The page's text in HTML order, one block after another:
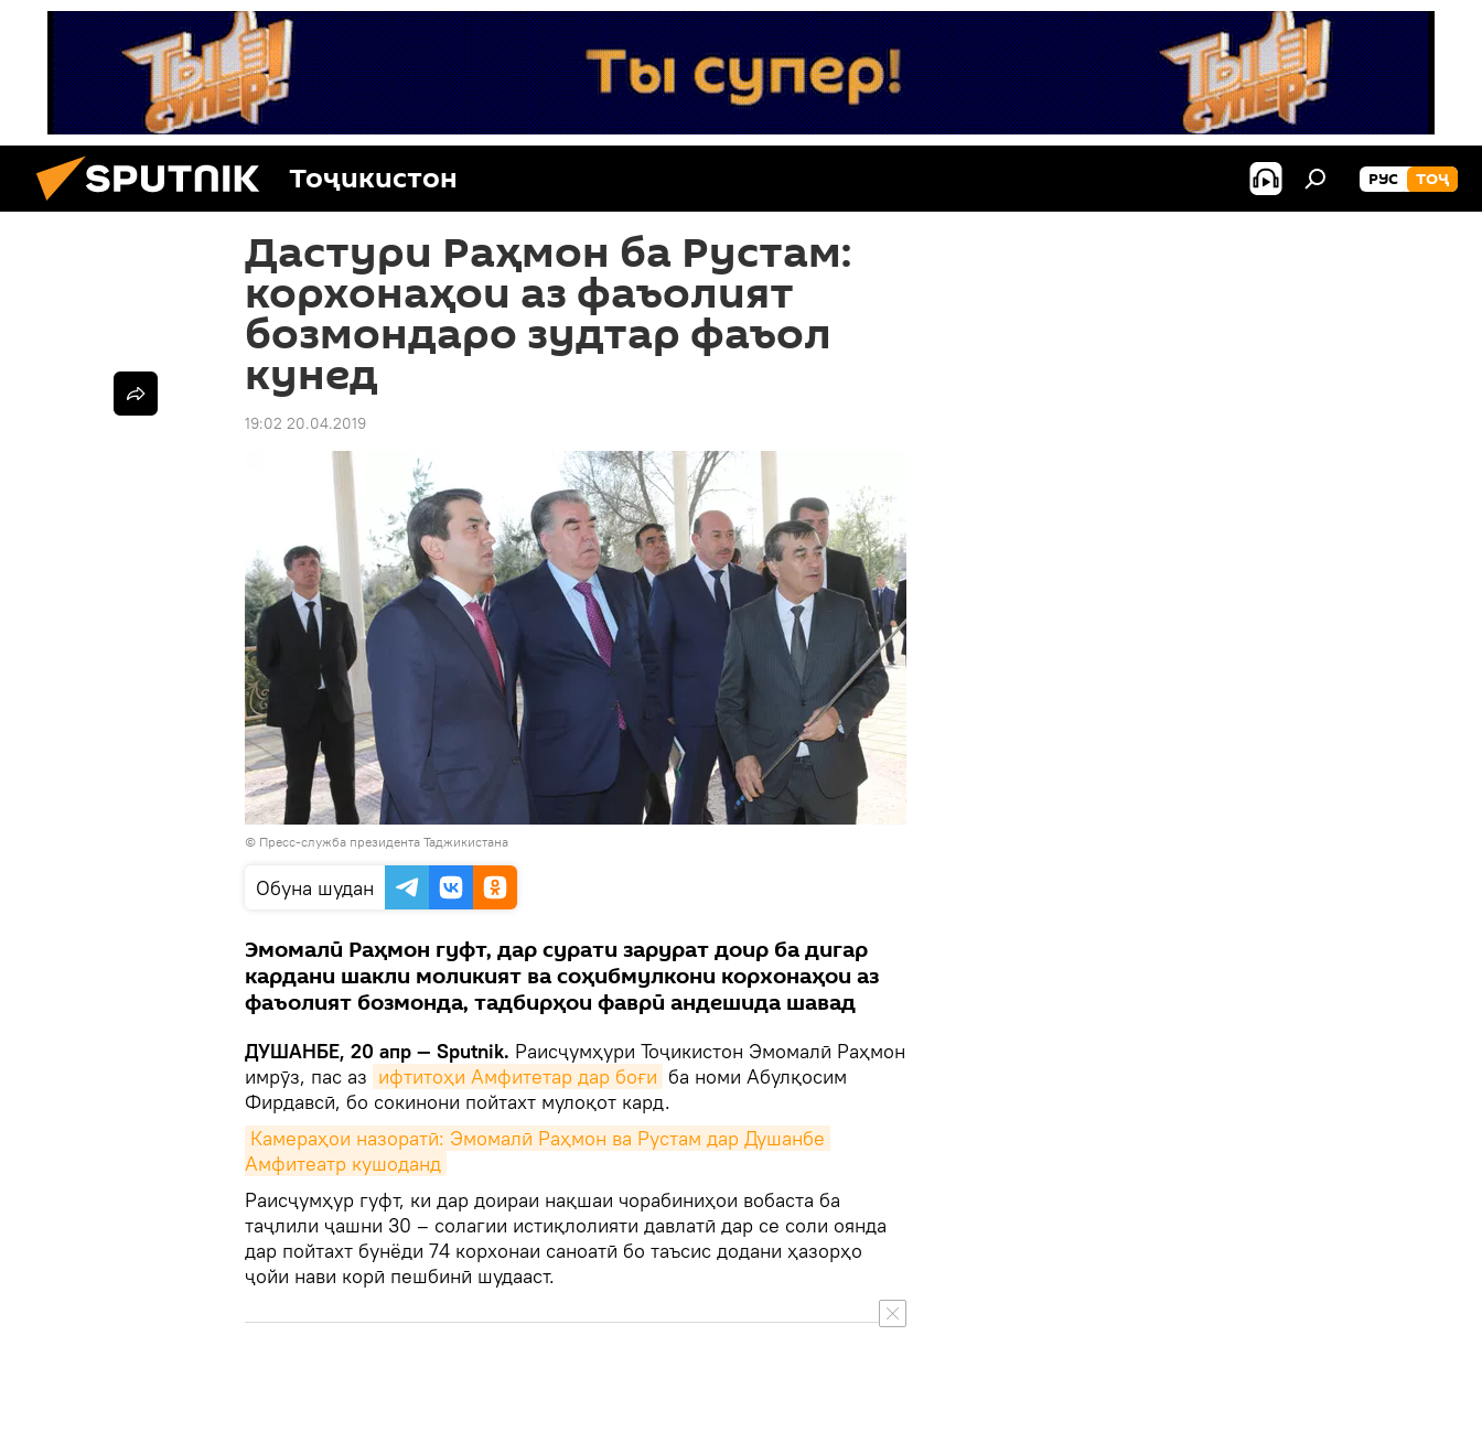
Тоҷикистон РУС ТОҶ
Дастури Раҳмон ба Рустам:
корхонаҳои аз фаъолият
бозмондаро зудтар фаъол
кунед
19:02 20.04.2019
© Пресс-служба президента Таджикистана
Обуна шудан
Эмомалӣ Раҳмон гуфт, дар сурати зарурат доир ба дигар
кардани шакли моликият ва соҳибмулкони корхонаҳои аз
фаъолият бозмонда, тадбирҳои фаврӣ андешида шавад
ДУШАНБЕ, 20 апр — Sputnik. Раисҷумҳури Тоҷикистон Эмомалӣ Раҳмон
имрӯз, пас аз ифтитоҳи Амфитетар дар боғи ба номи Абулқосим
Фирдавсӣ, бо сокинони пойтахт мулоқот кард.
Камераҳои назоратӣ: Эмомалӣ Раҳмон ва Рустам дар Душанбе
Амфитеатр кушоданд
Раисҷумҳур гуфт, ки дар доираи нақшаи чорабиниҳои вобаста ба
таҷлили ҷашни 30 – солагии истиқлолияти давлатӣ дар се соли оянда
дар пойтахт бунёди 74 корхонаи саноатӣ бо таъсис додани ҳазорҳо
ҷойи нави корӣ пешбинӣ шудааст.